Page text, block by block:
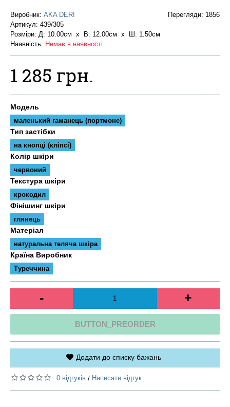
Перегляди: 1856
Виробник: AKA DERI
Артикул: 439/305
Розміри: Д: 10.00см х В: 12.00см x Ш: 1.50см
Наявність: Немає в наявності
1 285 грн.
Модель
маленький гаманець (портмоне)
Тип застібки
на кнопці (кліпсі)
Колір шкіри
червоний
Текстура шкіри
крокодил
Фінішинг шкіри
глянець
Матеріал
натуральна теляча шкіра
Країна Виробник
Туреччина
- +
BUTTON_PREORDER
Додати до списку бажань
0 відгуків / Написати відгук